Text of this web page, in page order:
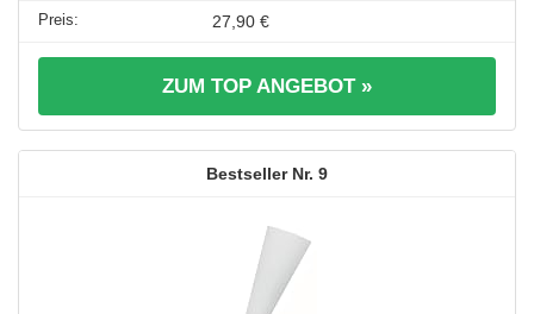
27,90 €
ZUM TOP ANGEBOT »
9